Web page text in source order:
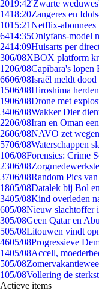
2019:42'Zwarte
1418:20Zangeres en
1015:21Netflix-
6414:35Onlyfans-model
2414:09Huisarts per
306/08XBOX platform
1206/08Capibara's lopen
6606/08Israël meldt
1506/08Hiroshima
1906/08Drone met
3406/08Wakker Dier
2206/08Iran en Oman
2606/08NAVO zet
5706/08Waterschappen
106/08Forensics: Crime
2306/08
3706/08Random Pics
1805/08Datalek bij Bol
3405/08Kind overleden
605/08Nieuw slachtoffer
305/08Geen Qatar en
505/08Litouwen vindt
4605/08Progressieve
1405/08Accell,
505/08
105/08Vollering de
Actieve items